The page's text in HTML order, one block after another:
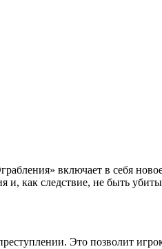
включает в себя
и, как следствие, не быть
Это позволит